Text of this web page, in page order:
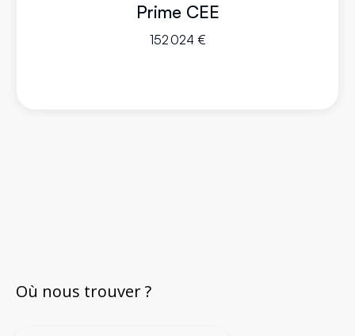
Prime CEE
152 024 €
Où nous trouver ?